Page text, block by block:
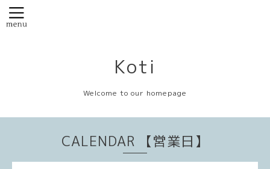
Koti
Welcome to our homepage
CALENDAR 【営業日】